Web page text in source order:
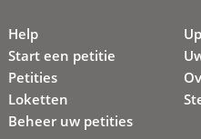
Help
Start een petitie
Petities
Loketten
Beheer uw petities